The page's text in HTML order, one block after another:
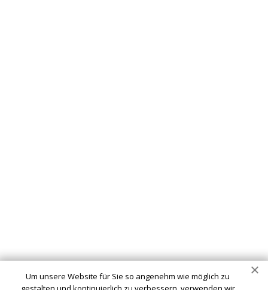
Um unsere Website für Sie so angenehm wie möglich zu
Schlüsseldienstleistungen in Clarholz. Ob Sie sich
ausgesperrt haben, ein defektes Schloss haben oder Ihre
Sicherheit verbessern möchten - wir sind hier, um Ihnen zu